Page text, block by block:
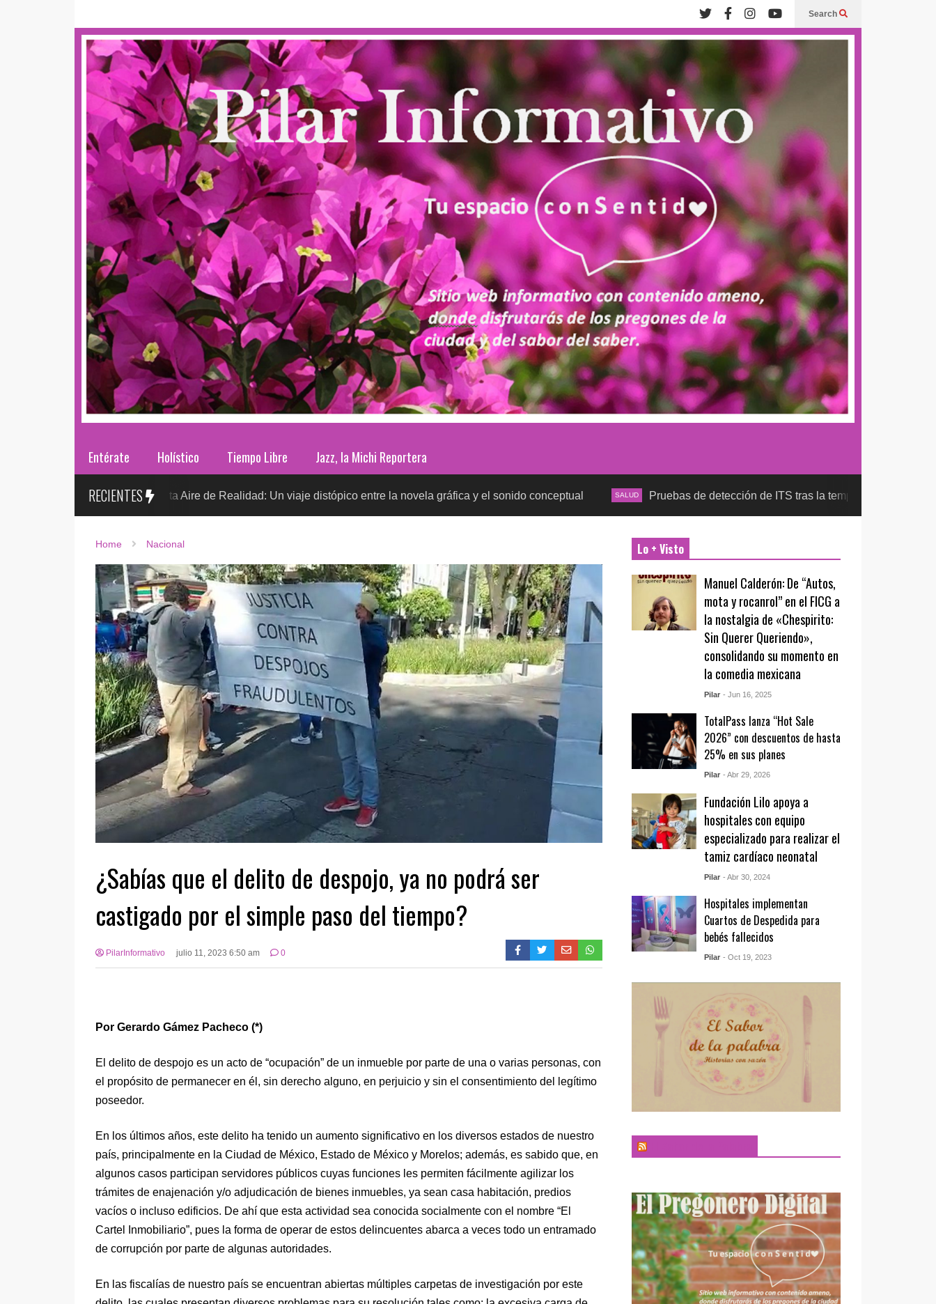
Search
Entérate Holístico Tiempo Libre Jazz, la Michi Reportera
RECIENTES
González presenta Aire de Realidad: Un viaje distópico entre la novela gráfica y el sonido conceptual SALUD Pruebas de detección de ITS tras la temporada futbolera, aseguran la
Home Nacional
¿Sabías que el delito de despojo, ya no podrá ser
castigado por el simple paso del tiempo?
PilarInformativo julio 11, 2023 6:50 am 0
Por Gerardo Gámez Pacheco (*)
El delito de despojo es un acto de “ocupación” de un inmueble por parte de una o varias personas, con
el propósito de permanecer en él, sin derecho alguno, en perjuicio y sin el consentimiento del legítimo
poseedor.
En los últimos años, este delito ha tenido un aumento significativo en los diversos estados de nuestro
país, principalmente en la Ciudad de México, Estado de México y Morelos; además, es sabido que, en
algunos casos participan servidores públicos cuyas funciones les permiten fácilmente agilizar los
trámites de enajenación y/o adjudicación de bienes inmuebles, ya sean casa habitación, predios
vacíos o incluso edificios. De ahí que esta actividad sea conocida socialmente con el nombre “El
Cartel Inmobiliario”, pues la forma de operar de estos delincuentes abarca a veces todo un entramado
de corrupción por parte de algunas autoridades.
En las fiscalías de nuestro país se encuentran abiertas múltiples carpetas de investigación por este
Lo + Visto
Manuel Calderón: De “Autos,
mota y rocanrol” en el FICG a
la nostalgia de «Chespirito:
Sin Querer Queriendo»,
consolidando su momento en
la comedia mexicana
Pilar - Jun 16, 2025
TotalPass lanza “Hot Sale
2026” con descuentos de hasta
25% en sus planes
Pilar - Abr 29, 2026
Fundación Lilo apoya a
hospitales con equipo
especializado para realizar el
tamiz cardíaco neonatal
Pilar - Abr 30, 2024
Hospitales implementan
Cuartos de Despedida para
bebés fallecidos
Pilar - Oct 19, 2023